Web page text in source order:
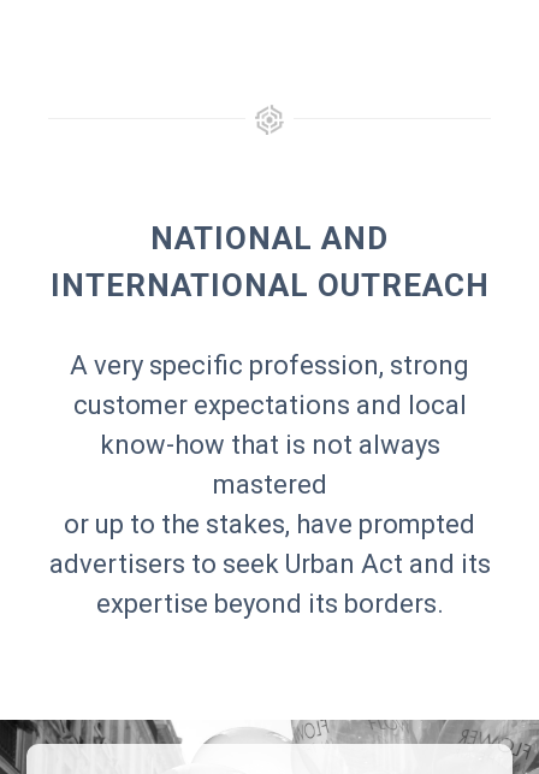
NATIONAL AND
INTERNATIONAL OUTREACH
A very specific profession, strong
customer expectations and local
know-how that is not always
mastered
or up to the stakes, have prompted
advertisers to seek Urban Act and its
expertise beyond its borders.